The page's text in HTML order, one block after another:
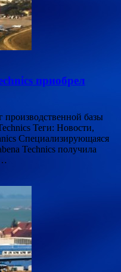
приобрел
производственной базы
Теги: Новости,
Специализирующаяся
Technics получила